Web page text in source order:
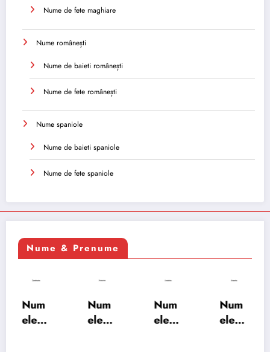
Nume de fete maghiare
Nume românești
Nume de baieti românești
Nume de fete românești
Nume spaniole
Nume de baieti spaniole
Nume de fete spaniole
Nume & Prenume
Num
ele
Num
ele
Num
ele
Num
ele